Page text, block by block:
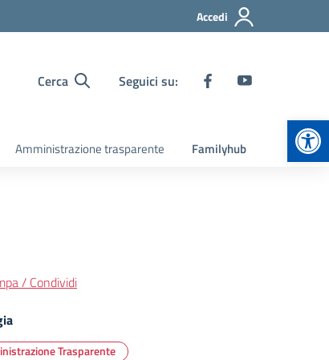
Accedi
Cerca Seguici su:
Amministrazione trasparente Familyhub
/ Condividi
Trasparente